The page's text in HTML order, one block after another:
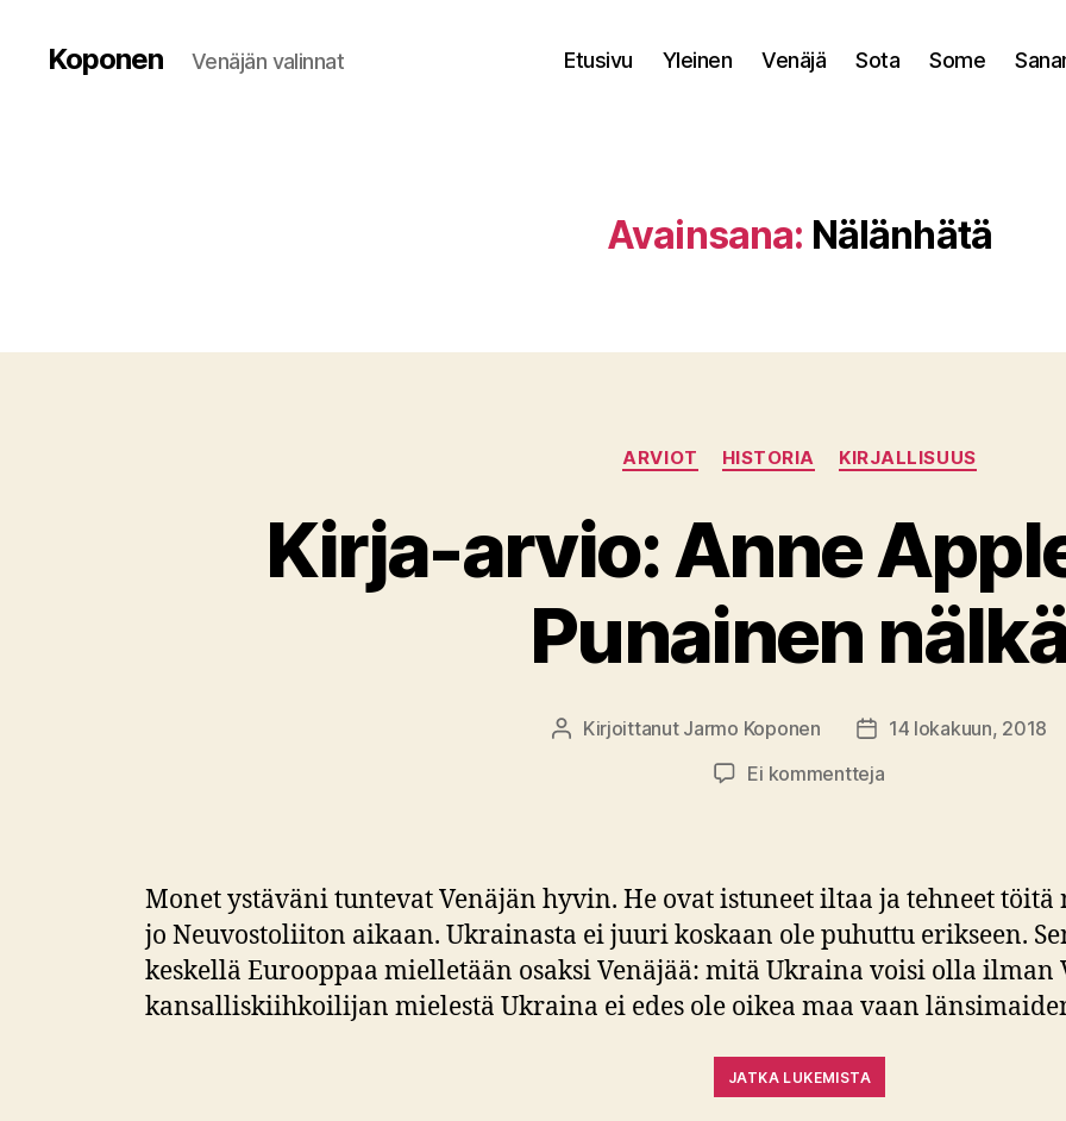
Koponen Venäjän valinnat Etusivu Yleinen Venäjä Sota Some
Avainsana: Nälänhätä
Kategoriat
ARVIOT HISTORIA KIRJALLISUUS
Kirja-arvio: Anne
Punainen
Kirjoittaja
Kirjoittanut Jarmo Koponen Julkaisupäivämäärä
14 lokakuun, 2018
Ei kommenttejaartikkeliin
Applebaum
–
Punainen
nälkä
Monet ystäväni tuntevat Venäjän hyvin. He ovat istuneet iltaa ja tehneet töitä
jo Neuvostoliiton aikaan. Ukrainasta ei juuri koskaan ole puhuttu erikseen.
keskellä Eurooppaa mielletään osaksi Venäjää: mitä Ukraina voisi olla ilman
kansalliskiihkoilijan mielestä Ukraina ei edes ole oikea maa vaan
JATKA LUKEMISTA